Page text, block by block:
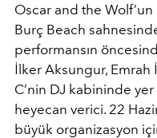
Oscar and the
Burç Beach
performansın
İlker Aksungur, Emrah
C’nin DJ kabininde
heyecan verici. 22
büyük organizasyon